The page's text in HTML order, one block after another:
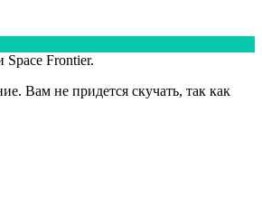
Frontier.
Вам не придется скучать, так как